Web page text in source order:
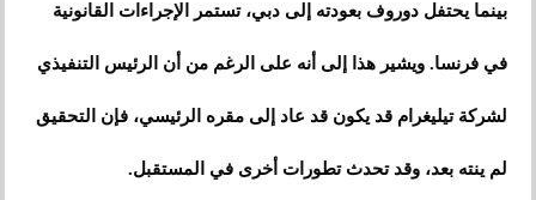
بينما يحتفل دوروف بعودته إلى دبي، تستمر الإجراءات القانونية
في فرنسا. ويشير هذا إلى أنه على الرغم من أن الرئيس التنفيذي
لشركة تيليغرام قد يكون قد عاد إلى مقره الرئيسي، فإن التحقيق
لم ينته بعد، وقد تحدث تطورات أخرى في المستقبل.